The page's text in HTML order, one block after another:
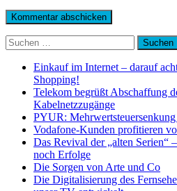
Suchen
nach:
Einkauf im Internet – darauf
Shopping!
Telekom begrüßt Abschaffung
Kabelnetzzugänge
PYUR: Mehrwertsteuersenkung
Vodafone-Kunden profitieren
Das Revival der „alten Serien“
noch Erfolge
Die Sorgen von Arte und Co
Die Digitalisierung des